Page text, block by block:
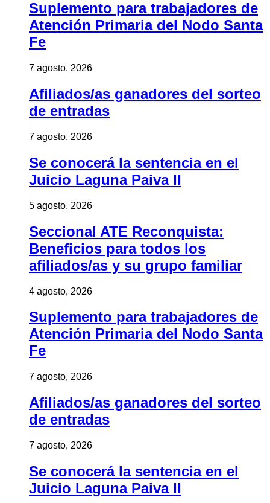
Suplemento para trabajadores de
Atención Primaria del Nodo Santa
Fe
7 agosto, 2026
Afiliados/as ganadores del sorteo
de entradas
7 agosto, 2026
Se conocerá la sentencia en el
Juicio Laguna Paiva II
5 agosto, 2026
Seccional ATE Reconquista:
Beneficios para todos los
afiliados/as y su grupo familiar
4 agosto, 2026
Suplemento para trabajadores de
Atención Primaria del Nodo Santa
Fe
7 agosto, 2026
Afiliados/as ganadores del sorteo
de entradas
7 agosto, 2026
Se conocerá la sentencia en el
Juicio Laguna Paiva II